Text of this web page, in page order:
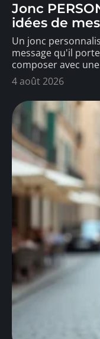
Jonc
idées de
Un jonc
message qu'il
composer avec une
4 août 2026